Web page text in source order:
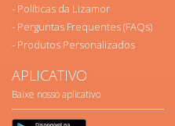
Políticas da Lizamor
Perguntas Frequentes (FAQs)
Produtos Personalizados
APLICATIVO
Baixe nosso aplicativo